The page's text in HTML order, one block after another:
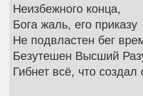
Неизбежного конца,
Бога жаль, его приказу
Не подвластен бег
Безутешен Высший
Гибнет всё, что создал